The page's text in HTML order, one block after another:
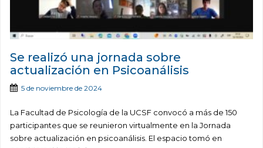
Se realizó una jornada sobre
actualización en Psicoanálisis
5 de noviembre de 2024
La Facultad de Psicología de la UCSF convocó a más de 150
participantes que se reunieron virtualmente en la Jornada
sobre actualización en psicoanálisis. El espacio tomó en